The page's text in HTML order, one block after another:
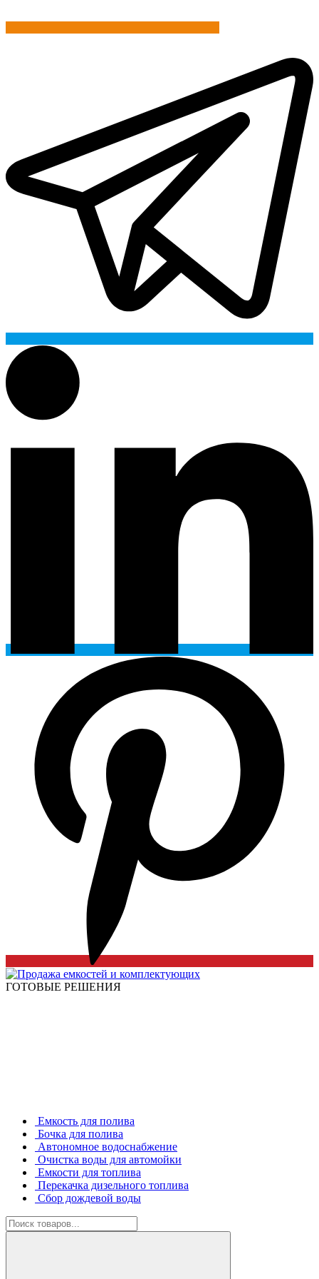
ГОТОВЫЕ РЕШЕНИЯ
Емкость для полива
Бочка для полива
Автономное водоснабжение
Очистка воды для автомойки
Емкости для топлива
Перекачка дизельного топлива
Сбор дождевой воды